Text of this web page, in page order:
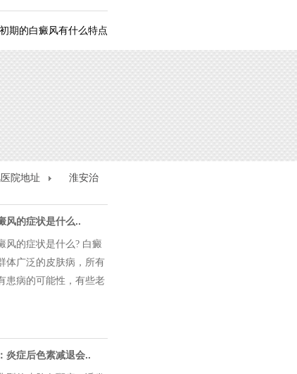
期的白癜风有什么特点
院地址
淮安治
风的症状是什么..
风的症状是什么? 白癜
体广泛的皮肤病，所有
患病的可能性，有些老
炎症后色素减退会..